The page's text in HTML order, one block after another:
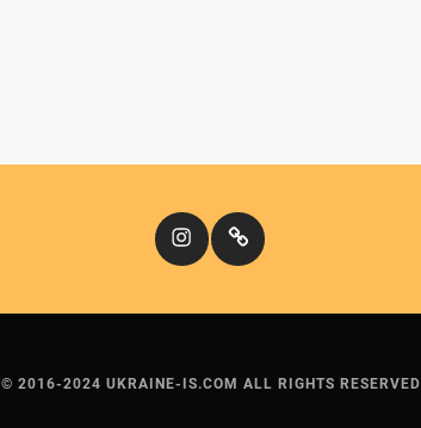
InstagramКіномандри
© 2016-2024 UKRAINE-IS.COM ALL RIGHTS RESERVED